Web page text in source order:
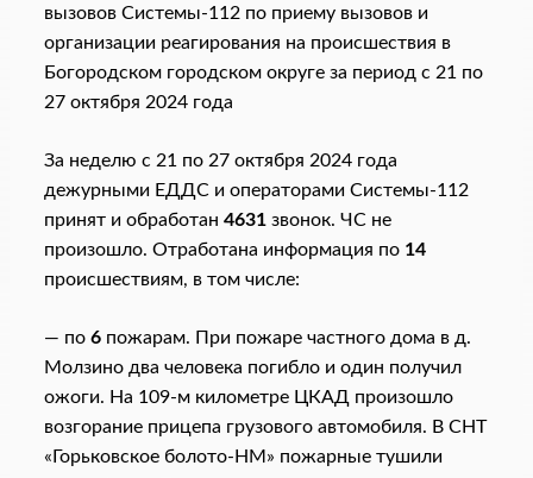
вызовов Системы-112 по приему вызовов и
организации реагирования на происшествия в
Богородском городском округе за период с 21 по
27 октября 2024 года
За неделю с 21 по 27 октября 2024 года
дежурными ЕДДС и операторами Системы-112
принят и обработан 4631 звонок. ЧС не
произошло. Отработана информация по 14
происшествиям, в том числе:
— по 6пожарам. При пожаре частного дома в д.
Молзино два человека погибло и один получил
ожоги. На 109-м километре ЦКАД произошло
возгорание прицепа грузового автомобиля. В СНТ
«Горьковское болото-НМ» пожарные тушили